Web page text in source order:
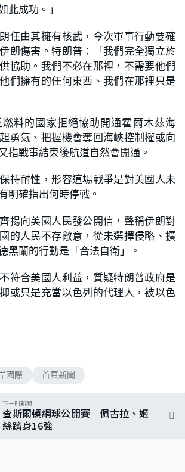
此成功。」
任由其擁有核武，今次軍事行動要確
朗傷害。特朗普：「我們完全獨立於
協助。我們不必在那裡，不需要他們
們擁有的任何東西、我們在那裡只是
料的國家拒絕協助開通霍爾木茲海
勇氣、把握機會奪回海峽控制權或向
指戰事結束後航道自然會開通。
持耐性，形容這場戰爭是對美國人未
明確指出何時停戰。
揚向美國人民發公開信，聲稱伊朗對
的人民不存敵意，從未選擇侵略、擴
黑蘭的行動是「合法自衛」。
符合美國人利益，質疑特朗普政府是
或只是充當以色列的代理人，被以色
國際 首頁新聞
下一則新聞
查斯爾頓網球公開賽 佩古拉、姬
絲躋身16強